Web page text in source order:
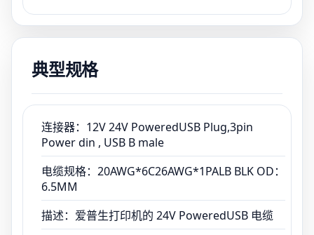
OD：6.5MM
描述：爱普生打印机的 24V PoweredUSB 电缆
电缆长度：长度可以调整，我们目前的长度是3m
用途：通过单根电缆提供 USB 数据和 USB 设备
电源
典型规格
连接器：12V 24V PoweredUSB Plug,3pin
Power din , USB B male
电缆规格：20AWG*6C26AWG*1PALB BLK OD：
6.5MM
描述：爱普生打印机的 24V PoweredUSB 电缆